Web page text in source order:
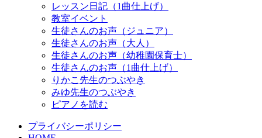
レッスン日記（1曲仕上げ）
教室イベント
生徒さんのお声（ジュニア）
生徒さんのお声（大人）
生徒さんのお声（幼稚園保育士）
生徒さんのお声（1曲仕上げ）
りかこ先生のつぶやき
みゆ先生のつぶやき
ピアノを読む
プライバシーポリシー